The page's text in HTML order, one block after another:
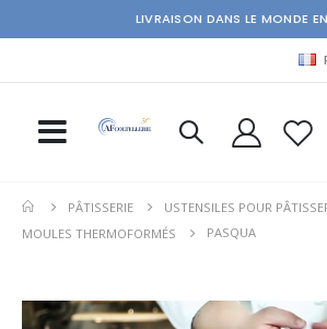
LIVRAISON DANS LE MONDE
PÂTISSERIE USTENSILES POUR
MOULES THERMOFORMÉS
PASQUA